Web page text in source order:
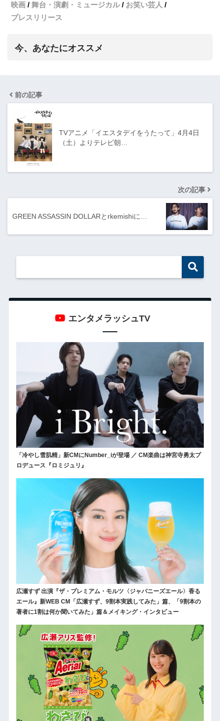
映画
舞台・演劇・ミュージカル
お笑い芸人
プレスリリース
今、あなたにオススメ
前の記事
TVアニメ「イエスタデイをうたって」4月4日
（土）よりテレビ朝…
次の記事
GREEN ASSASSIN DOLLARとrkemishiに…
エンタメラッシュTV
「冷やし雪肌精」新CMにNumber_iが登場 ／ CM楽曲は神宮寺勇太プ
ロデュース『ロミジュリ』
広瀬すず 出演『ザ・プレミアム・モルツ〈ジャパニーズエール〉香る
エール』新WEB CM「広瀬すず、9割本実践してみた」篇、「9割本の
著者に1割は何か聞いてみた」篇＆メイキング・インタビュー